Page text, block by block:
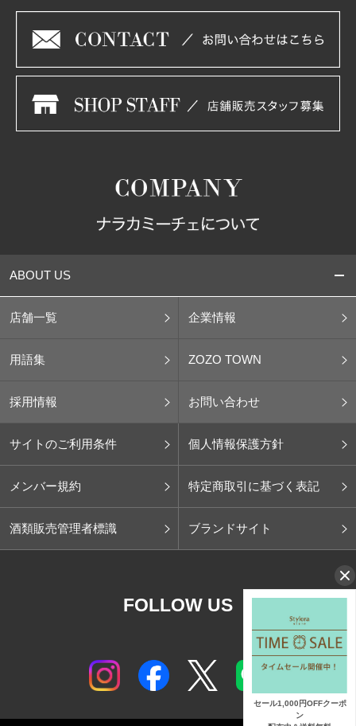
ABOUT US
店舗一覧 企業情報
用語集 ZOZO TOWN
採用情報 お問い合わせ
サイトのご利用条件 個人情報保護方針
メンバー規約 特定商取引に基づく表記
酒類販売管理者標識 ブランドサイト
FOLLOW US
セール1,000円OFFクーポ
ン